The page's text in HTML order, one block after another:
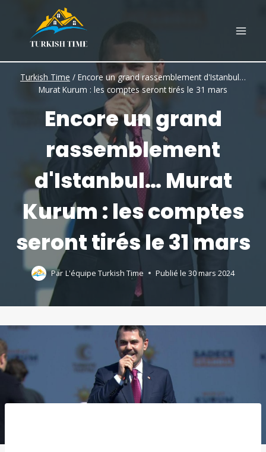
content
Turkish Time / Encore un grand rassemblement d'Istanbul…
Murat Kurum : les comptes seront tirés le 31 mars
Encore un grand
rassemblement
d'Istanbul… Murat
Kurum : les comptes
seront tirés le 31 mars
Par L'équipe Turkish Time Publié le 30 mars 2024